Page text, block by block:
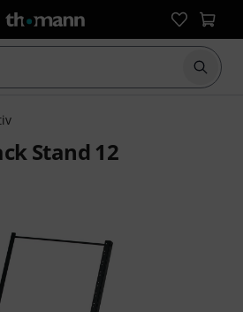
Börja
Stand 12
stjärnor från 17 kundbetyg